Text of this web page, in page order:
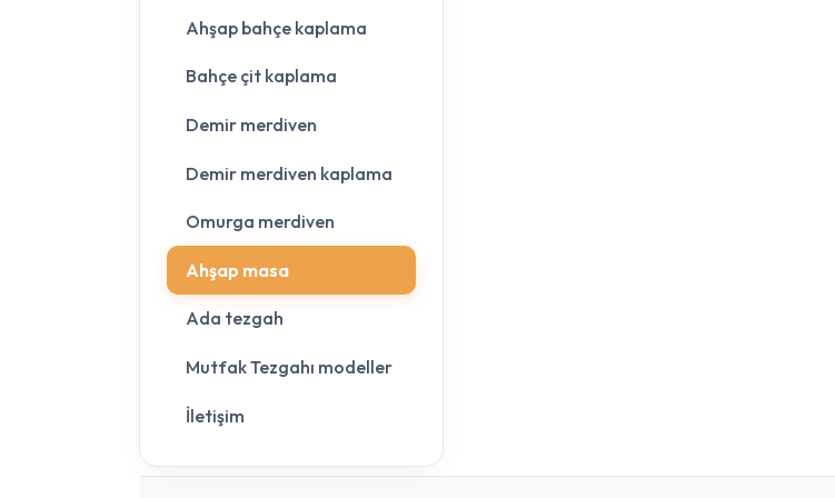
Ahşap bahçe kaplama
Bahçe çit kaplama
Demir merdiven
Demir merdiven kaplama
Omurga merdiven
Ahşap masa
Ada tezgah
Mutfak Tezgahı modeller
İletişim